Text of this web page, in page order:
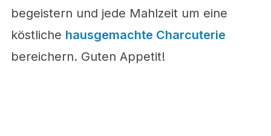
begeistern und jede Mahlzeit um eine
köstliche hausgemachte Charcuterie
bereichern. Guten Appetit!